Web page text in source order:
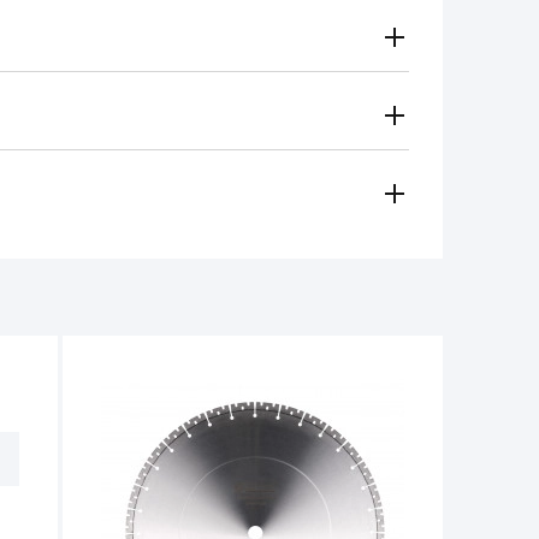
Secondo le tariffe del vettore
contanti)
ci sono tracce d'uso.